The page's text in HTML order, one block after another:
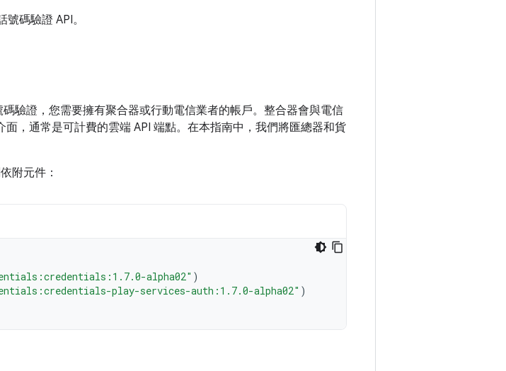
碼驗證 API。
驗證，您需要擁有聚合器或行動電信業者的帳戶。整合器會與電信
，通常是可計費的雲端 API 端點。在本指南中，我們將匯總器和貨
附元件：
alpha02" )
play-services-auth:1.7.0-alpha02" )